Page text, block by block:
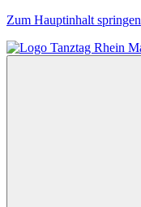
Zum Hauptinhalt springen